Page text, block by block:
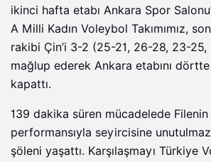
ikinci hafta etabı Ankara Spor
A Milli Kadın Voleybol Takımımız,
rakibi Çin’i 3-2 (25-21, 26-28, 23-25,
mağlup ederek Ankara etabını
kapattı.
139 dakika süren mücadelede Filenin
performansıyla seyircisine
şöleni yaşattı. Karşılaşmayı Türkiye